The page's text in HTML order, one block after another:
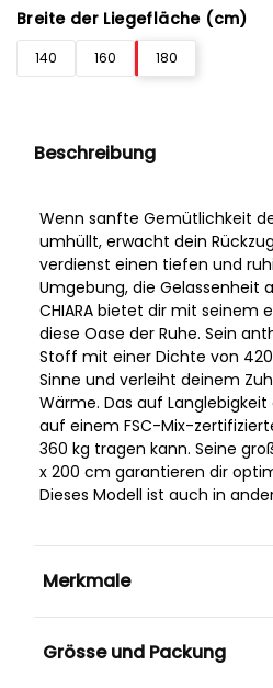
Breite der Liegefläche (cm)
140 160 180
Beschreibung
Wenn sanfte Gemütlichkeit
umhüllt, erwacht dein
verdienst einen tiefen und
Umgebung, die Gelassenheit
CHIARA bietet dir mit seinem
diese Oase der Ruhe. Sein
Stoff mit einer Dichte von
Sinne und verleiht deinem
Wärme. Das auf
auf einem FSC-Mix-
360 kg tragen kann. Seine
x 200 cm garantieren dir
Dieses Modell ist auch in
Merkmale
Grösse und Packung